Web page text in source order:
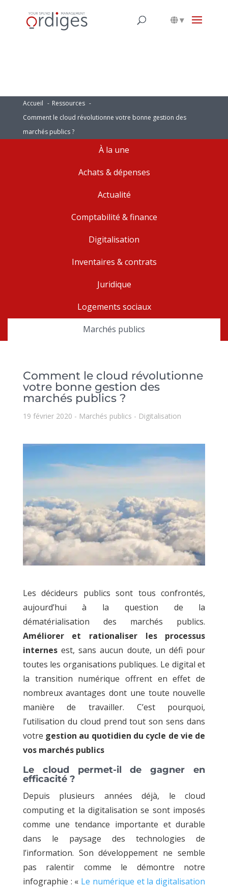
▾
Accueil
Ressources
Comment le cloud révolutionne votre bonne gestion des
marchés publics ?
À la une
Achats & dépenses
Actualité
Comptabilité & finance
Digitalisation
Inventaires & contrats
Juridique
Logements sociaux
Marchés publics
Comment le cloud révolutionne
votre bonne gestion des
marchés publics ?
19 février 2020 Marchés publics Digitalisation
Les décideurs publics sont tous confrontés,
aujourd’hui à la question de la
dématérialisation des marchés publics.
Améliorer et rationaliser les processus
internesest, sans aucun doute, un défi pour
toutes les organisations publiques. Le digital et
la transition numérique offrent en effet de
nombreux avantages dont une toute nouvelle
manière de travailler. C’est pourquoi,
l’utilisation du cloud prend tout son sens dans
votre gestion au quotidien du cycle de vie de
vos marchés publics
Le cloud permet-il de gagner en
efficacité ?
Depuis plusieurs années déjà, le cloud
computing et la digitalisation se sont imposés
comme une tendance importante et durable
dans le paysage des technologies de
l’information. Son développement ne semble
pas ralentir comme le démontre notre
infographie : « Le numérique et la digitalisation